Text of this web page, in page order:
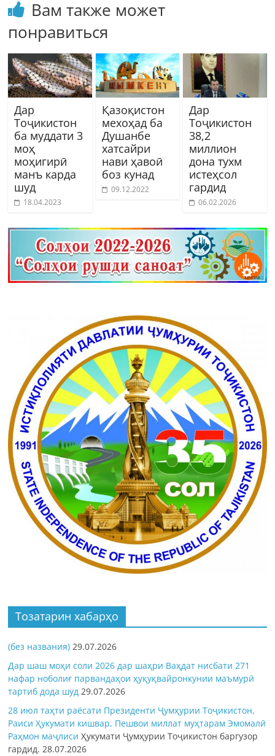
Вам также может
понравиться
Дар
Тоҷикистон
ба муддати 3
моҳ
моҳигирӣ
манъ карда
шуд
18.04.2023
Қазоқистон
мехоҳад ба
Душанбе
хатсайри
нави ҳавоӣ
боз кунад
09.12.2022
Дар
Тоҷикистон
38,2
миллион
дона тухм
истеҳсол
гардид
06.02.2026
Тозатарин хабарҳо
(без названия) 29.07.2026
Дар шаш моҳи соли 2026 дар шаҳри Ваҳдат нисбати 271
нафар ноболиғ парвандаҳои ҳуқуқвайронкунии маъмурӣ
тартиб дода шуд 29.07.2026
28 июл таҳти раёсати Президенти Ҷумҳурии Тоҷикистон,
Раиси Ҳукумати кишвар, Пешвои миллат муҳтарам Эмомалӣ
Раҳмон маҷлисиҲукумати Ҷумҳурии Тоҷикистон баргузор
гардид.28.07.2026